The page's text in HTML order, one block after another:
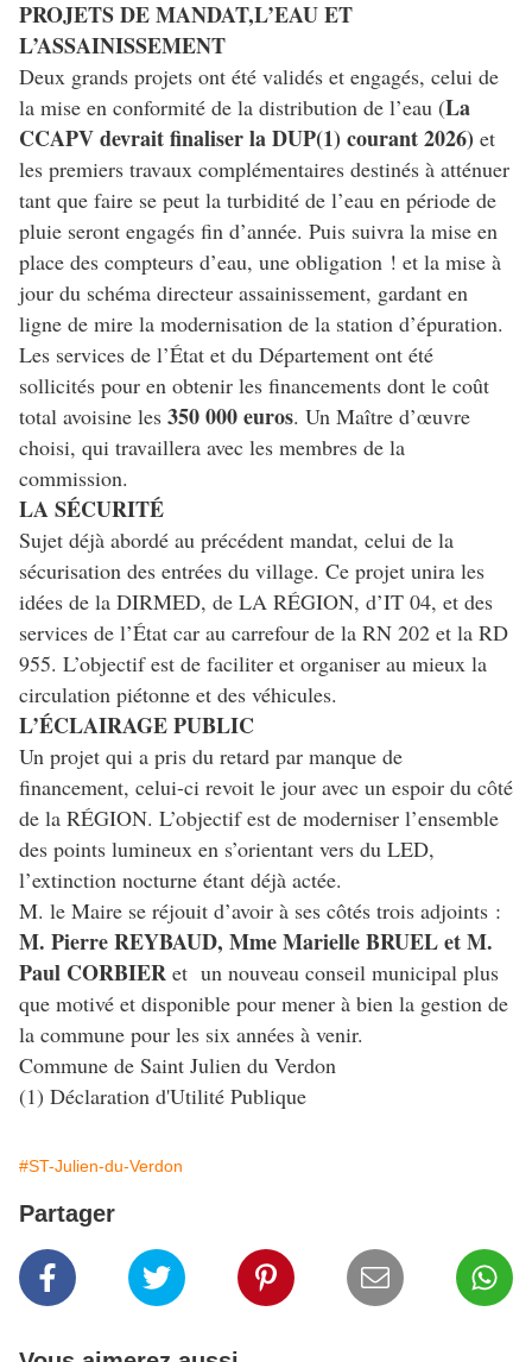
PROJETS DE MANDAT,L’EAU ET
L’ASSAINISSEMENT
Deux grands projets ont été validés et engagés, celui de
la mise en conformité de la distribution de l’eau (La
CCAPV devrait finaliser la DUP(1) courant 2026) et
les premiers travaux complémentaires destinés à atténuer
tant que faire se peut la turbidité de l’eau en période de
pluie seront engagés fin d’année. Puis suivra la mise en
place des compteurs d’eau, une obligation ! et la mise à
jour du schéma directeur assainissement, gardant en
ligne de mire la modernisation de la station d’épuration.
Les services de l’État et du Département ont été
sollicités pour en obtenir les financements dont le coût
total avoisine les 350 000 euros. Un Maître d’œuvre
choisi, qui travaillera avec les membres de la
commission.
LA SÉCURITÉ
Sujet déjà abordé au précédent mandat, celui de la
sécurisation des entrées du village. Ce projet unira les
idées de la DIRMED, de LA RÉGION, d’IT 04, et des
services de l’État car au carrefour de la RN 202 et la RD
955. L’objectif est de faciliter et organiser au mieux la
circulation piétonne et des véhicules.
L’ÉCLAIRAGE PUBLIC
Un projet qui a pris du retard par manque de
financement, celui-ci revoit le jour avec un espoir du côté
de la RÉGION. L’objectif est de moderniser l’ensemble
des points lumineux en s’orientant vers du LED,
l’extinction nocturne étant déjà actée.
M. le Maire se réjouit d’avoir à ses côtés trois adjoints :
M. Pierre REYBAUD, Mme Marielle BRUEL et M.
Paul CORBIER et un nouveau conseil municipal plus
que motivé et disponible pour mener à bien la gestion de
la commune pour les six années à venir.
Commune de Saint Julien du Verdon
(1) Déclaration d'Utilité Publique
#ST-Julien-du-Verdon
Partager